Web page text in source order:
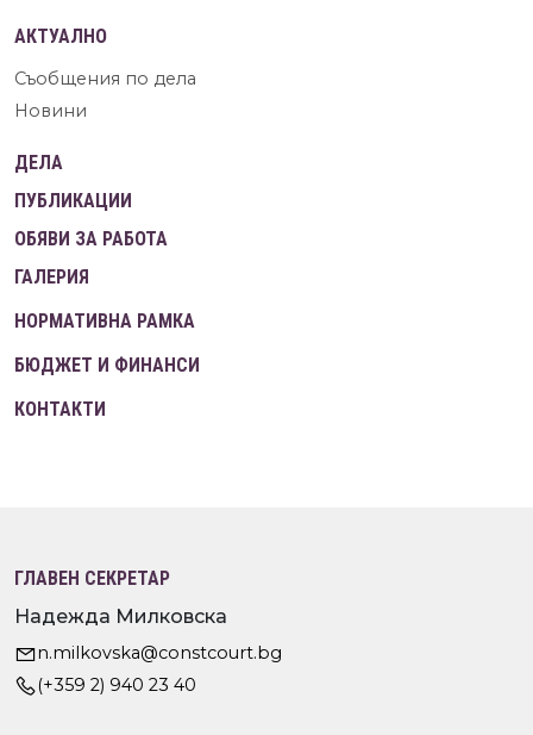
АКТУАЛНО
Съобщения по дела
Новини
ДЕЛА
ПУБЛИКАЦИИ
ОБЯВИ ЗА РАБОТА
ГАЛЕРИЯ
НОРМАТИВНА РАМКА
БЮДЖЕТ И ФИНАНСИ
КОНТАКТИ
ГЛАВЕН СЕКРЕТАР
Надежда Милковска
n.milkovska@constcourt.bg
(+359 2) 940 23 40